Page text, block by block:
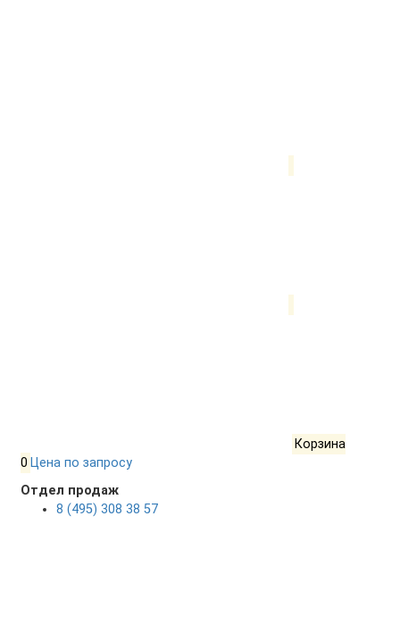
Корзина
0 Цена по запросу
Отдел продаж
8 (495) 308 38 57